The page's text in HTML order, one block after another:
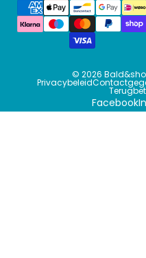
© 2026
Privacybeleid
Facebook